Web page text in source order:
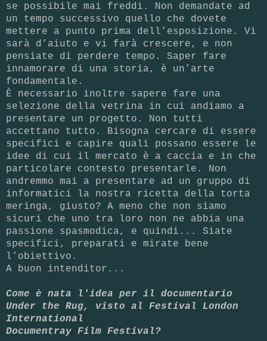
se possibile mai freddi. Non demandate ad
un tempo successivo quello che dovete
mettere a punto prima dell’esposizione. Vi
sarà d’aiuto e vi farà crescere, e non
pensiate di perdere tempo. Saper fare
innamorare di una storia, è un’arte
fondamentale.
È necessario inoltre sapere fare una
selezione della vetrina in cui andiamo a
presentare un progetto. Non tutti
accettano tutto. Bisogna cercare di essere
specifici e capire quali possano essere le
idee di cui il mercato è a caccia e in che
particolare contesto presentarle. Non
andremmo mai a presentare ad un gruppo di
informatici la nostra ricetta della torta
meringa, giusto? A meno che non siamo
sicuri che uno tra loro non ne abbia una
passione spasmodica, e quindi... Siate
specifici, preparati e mirate bene
l’obiettivo.
A buon intenditor...
Come è nata l'idea per il documentario
Under the Rug, visto al Festival London
International
Documentray Film Festival?